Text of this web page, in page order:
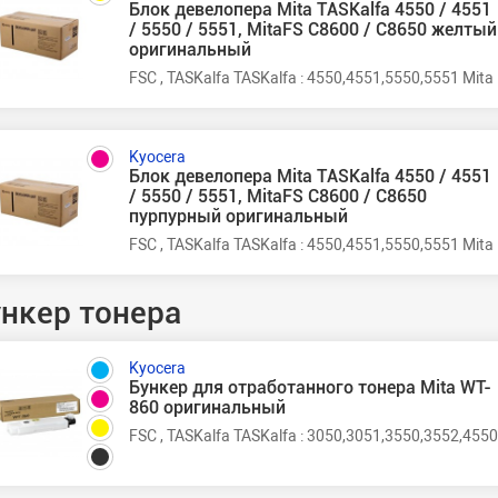
Блок девелопера Mita TASKalfa 4550 / 4551
/ 5550 / 5551, MitaFS C8600 / C8650 желтый
оригинальный
FSC , TASKalfa TASKalfa : 4550,4551,5550,5551
Kyocera
Блок девелопера Mita TASKalfa 4550 / 4551
/ 5550 / 5551, MitaFS C8600 / C8650
пурпурный оригинальный
FSC , TASKalfa TASKalfa : 4550,4551,5550,5551
тонера
Kyocera
Бункер для отработанного тонера Mita WT-
860 оригинальный
FSC , TASKalfa TASKalfa :